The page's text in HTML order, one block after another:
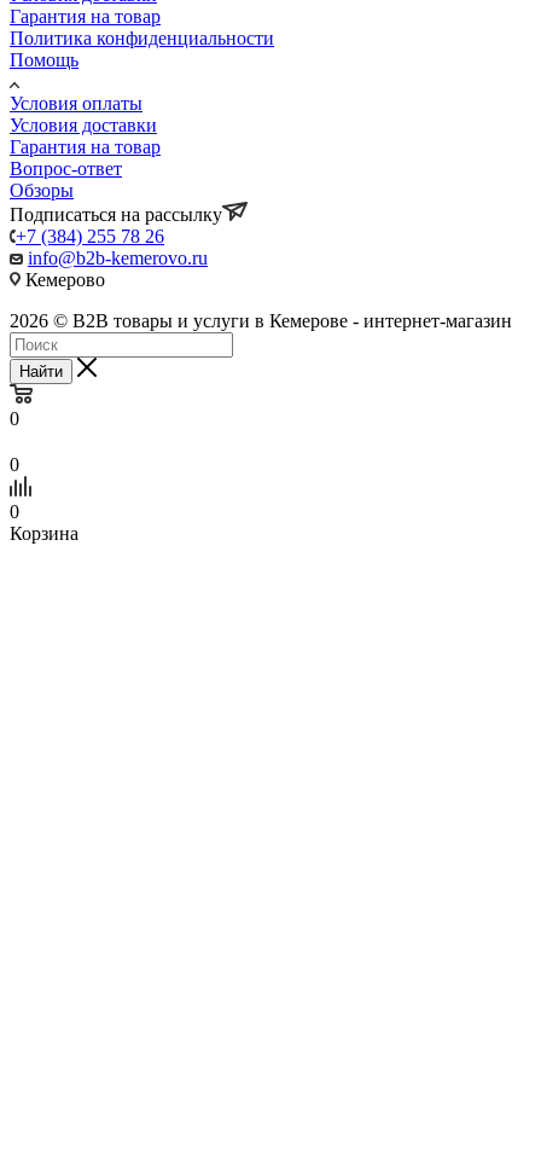
Гарантия на товар
Политика конфиденциальности
Помощь
Условия оплаты
Условия доставки
Гарантия на товар
Вопрос-ответ
Обзоры
Подписаться на рассылку
+7 (384) 255 78 26
info@b2b-kemerovo.ru
Кемерово
2026 © B2B товары и услуги в Кемерове - интернет-магазин
Найти
0
0
0
Корзина